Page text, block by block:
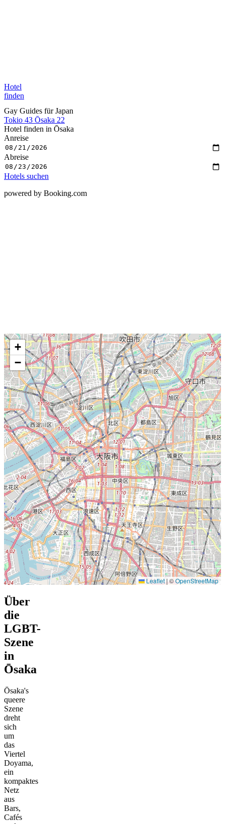
Hotel
finden
Gay Guides für Japan
Tokio 43 Ōsaka 22
Hotel finden in Ōsaka
Anreise
Abreise
Hotels suchen
powered by Booking.com
+
−
Leaflet |©OpenStreetMap
Über
die
LGBT-
Szene
in
Ōsaka
Ōsaka's
queere
Szene
dreht
sich
um
das
Viertel
Doyama,
ein
kompaktes
Netz
aus
Bars,
Cafés